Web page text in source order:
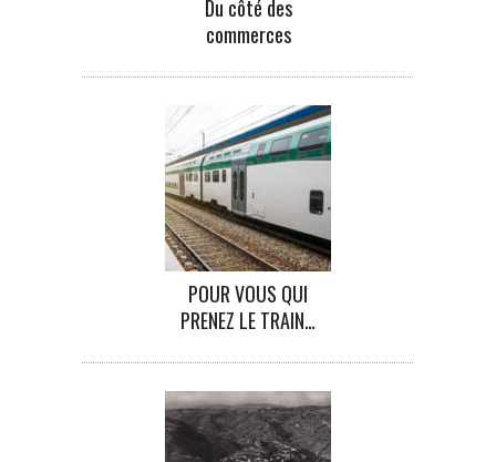
Du côté des
commerces
POUR VOUS QUI
PRENEZ LE TRAIN…